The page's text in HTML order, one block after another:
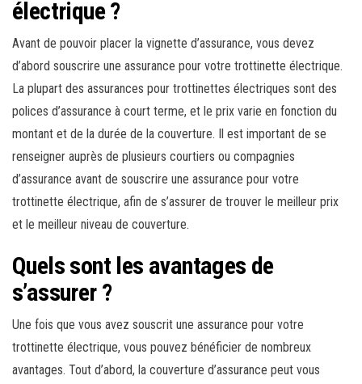
électrique ?
Avant de pouvoir placer la vignette d’assurance, vous devez
d’abord souscrire une assurance pour votre trottinette électrique.
La plupart des assurances pour trottinettes électriques sont des
polices d’assurance à court terme, et le prix varie en fonction du
montant et de la durée de la couverture. Il est important de se
renseigner auprès de plusieurs courtiers ou compagnies
d’assurance avant de souscrire une assurance pour votre
trottinette électrique, afin de s’assurer de trouver le meilleur prix
et le meilleur niveau de couverture.
Quels sont les avantages de
s’assurer ?
Une fois que vous avez souscrit une assurance pour votre
trottinette électrique, vous pouvez bénéficier de nombreux
avantages. Tout d’abord, la couverture d’assurance peut vous